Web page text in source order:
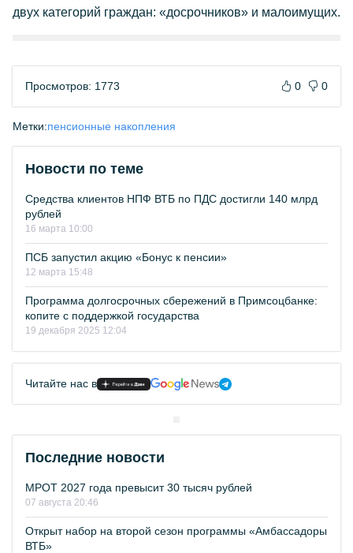
двух категорий граждан: «досрочников» и малоимущих.
Просмотров: 1773 0 0
Метки:пенсионные накопления
Новости по теме
Средства клиентов НПФ ВТБ по ПДС достигли 140 млрд
рублей
16 марта 10:00
ПСБ запустил акцию «Бонус к пенсии»
12 марта 15:48
Программа долгосрочных сбережений в Примсоцбанке:
копите с поддержкой государства
19 декабря 2025 12:04
Читайте нас в
Последние новости
МРОТ 2027 года превысит 30 тысяч рублей
07 августа 20:46
Открыт набор на второй сезон программы «Амбассадоры
ВТБ»